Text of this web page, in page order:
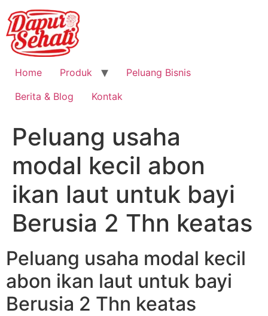
Home Produk
Peluang Bisnis
Berita & Blog
Kontak
Peluang usaha
modal kecil abon
ikan laut untuk bayi
Berusia 2 Thn keatas
Peluang usaha modal kecil
abon ikan laut untuk bayi
Berusia 2 Thn keatas